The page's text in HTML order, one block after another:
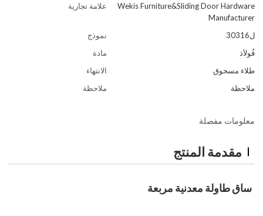
علامة تجارية
Wekis Furniture&Sliding Door Hardware
Manufacturer
نموذج
ل30316
مادة
فُولاَذ
الانتهاء
طلاء مسحوق
ملاحظة
ملاحظة
معلومات مفصلة
مقدمة المنتج
ساق طاولة معدنية مربعة